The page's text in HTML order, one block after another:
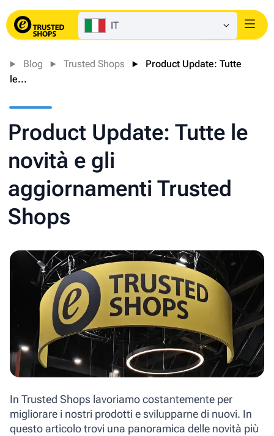
IT Login
Blog Trusted Shops
Product Update: Tutte
le...
Product Update: Tutte le
novità e gli
aggiornamenti Trusted
Shops
In Trusted Shops lavoriamo costantemente per
migliorare i nostri prodotti e svilupparne di nuovi. In
questo articolo trovi una panoramica delle novità più